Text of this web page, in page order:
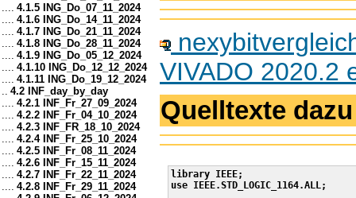
.... 4.1.5 ING_Do_07_11_2024
.... 4.1.6 ING_Do_14_11_2024
.... 4.1.7 ING_Do_21_11_2024
.... 4.1.8 ING_Do_28_11_2024
.... 4.1.9 ING_Do_05_12_2024
.... 4.1.10 ING_Do_12_12_2024
.... 4.1.11 ING_Do_19_12_2024
.. 4.2 INF_day_by_day
.... 4.2.1 INF_Fr_27_09_2024
.... 4.2.2 INF_Fr_04_10_2024
.... 4.2.3 INF_FR_18_10_2024
.... 4.2.4 INF_Fr_25_10_2024
.... 4.2.5 INF_Fr_08_11_2024
.... 4.2.6 INF_Fr_15_11_2024
.... 4.2.7 INF_Fr_22_11_2024
.... 4.2.8 INF_Fr_29_11_2024
VIVADO 2020.2
Quelltexte dazu
library IEEE;
use IEEE.STD_LOGIC_1164.ALL;